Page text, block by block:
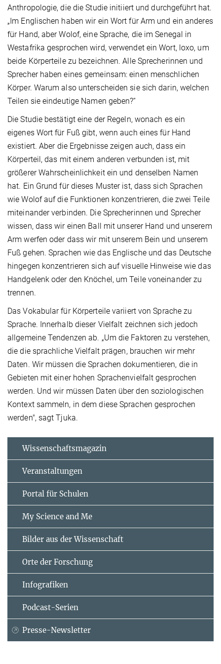
Anthropologie, die die Studie initiiert und durchgeführt hat.
„Im Englischen haben wir ein Wort für Arm und ein anderes
für Hand, aber Wolof, eine Sprache, die im Senegal in
Westafrika gesprochen wird, verwendet ein Wort, loxo, um
beide Körperteile zu bezeichnen. Alle Sprecherinnen und
Sprecher haben eines gemeinsam: einen menschlichen
Körper. Warum also unterscheiden sie sich darin, welchen
Teilen sie eindeutige Namen geben?“
Die Studie bestätigt eine der Regeln, wonach es ein
eigenes Wort für Fuß gibt, wenn auch eines für Hand
existiert. Aber die Ergebnisse zeigen auch, dass ein
Körperteil, das mit einem anderen verbunden ist, mit
größerer Wahrscheinlichkeit ein und denselben Namen
hat. Ein Grund für dieses Muster ist, dass sich Sprachen
wie Wolof auf die Funktionen konzentrieren, die zwei Teile
miteinander verbinden. Die Sprecherinnen und Sprecher
wissen, dass wir einen Ball mit unserer Hand und unserem
Arm werfen oder dass wir mit unserem Bein und unserem
Fuß gehen. Sprachen wie das Englische und das Deutsche
hingegen konzentrieren sich auf visuelle Hinweise wie das
Handgelenk oder den Knöchel, um Teile voneinander zu
trennen.
Das Vokabular für Körperteile variiert von Sprache zu
Sprache. Innerhalb dieser Vielfalt zeichnen sich jedoch
allgemeine Tendenzen ab. „Um die Faktoren zu verstehen,
die die sprachliche Vielfalt prägen, brauchen wir mehr
Daten. Wir müssen die Sprachen dokumentieren, die in
Gebieten mit einer hohen Sprachenvielfalt gesprochen
werden. Und wir müssen Daten über den soziologischen
Kontext sammeln, in dem diese Sprachen gesprochen
werden", sagt Tjuka.
Wissenschaftsmagazin
Veranstaltungen
Portal für Schulen
My Science and Me
Bilder aus der Wissenschaft
Orte der Forschung
Infografiken
Podcast-Serien
Presse-Newsletter